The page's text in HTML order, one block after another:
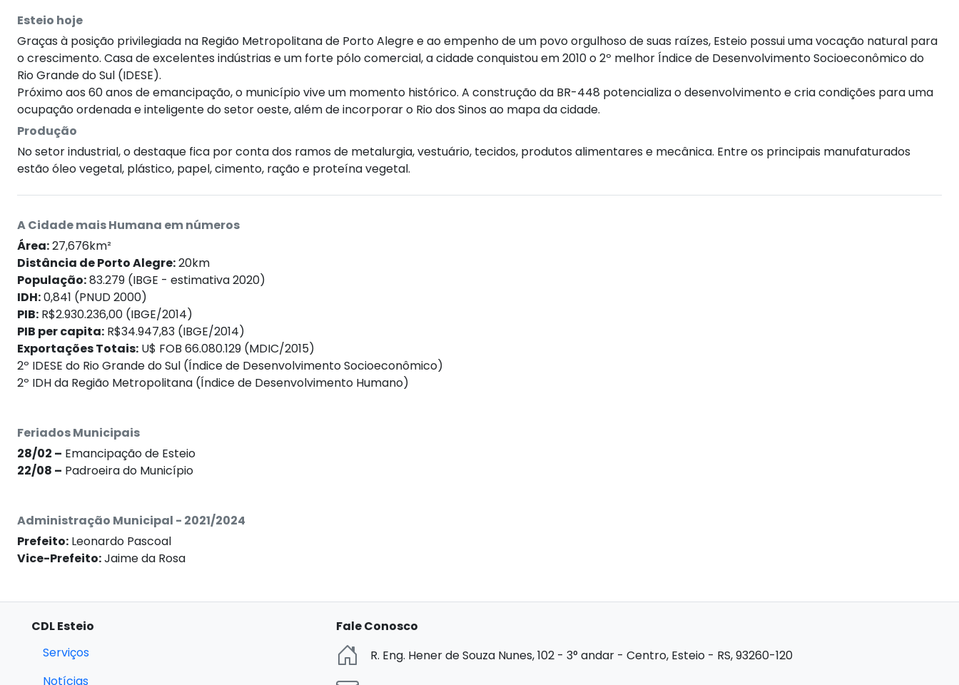
Esteio hoje
Graças à posição privilegiada na Região Metropolitana de Porto Alegre e ao empenho de um povo orgulhoso de suas raízes, Esteio possui uma vocação natural para
o crescimento. Casa de excelentes indústrias e um forte pólo comercial, a cidade conquistou em 2010 o 2º melhor Índice de Desenvolvimento Socioeconômico do
Rio Grande do Sul (IDESE).
Próximo aos 60 anos de emancipação, o município vive um momento histórico. A construção da BR-448 potencializa o desenvolvimento e cria condições para uma
ocupação ordenada e inteligente do setor oeste, além de incorporar o Rio dos Sinos ao mapa da cidade.
Produção
No setor industrial, o destaque fica por conta dos ramos de metalurgia, vestuário, tecidos, produtos alimentares e mecânica. Entre os principais manufaturados
estão óleo vegetal, plástico, papel, cimento, ração e proteína vegetal.
A Cidade mais Humana em números
Área:27,676km²
Distância de Porto Alegre:20km
População:83.279 (IBGE - estimativa 2020)
IDH:0,841 (PNUD 2000)
PIB: R$2.930.236,00 (IBGE/2014)
PIB per capita: R$34.947,83 (IBGE/2014)
Exportações Totais: U$ FOB 66.080.129 (MDIC/2015)
2º IDESE do Rio Grande do Sul (Índice de Desenvolvimento Socioeconômico)
2º IDH da Região Metropolitana (Índice de Desenvolvimento Humano)
Feriados Municipais
28/02 – Emancipação de Esteio
22/08 – Padroeira do Município
Administração Municipal - 2021/2024
Prefeito: Leonardo Pascoal
Vice-Prefeito:Jaime da Rosa
CDL Esteio
Serviços
Notícias
Fale Conosco
R. Eng. Hener de Souza Nunes, 102 - 3° andar - Centro, Esteio - RS, 93260-120